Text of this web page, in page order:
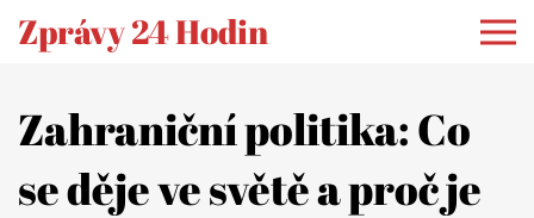
Zprávy 24 Hodin
Zahraniční politika: Co
se děje ve světě a proč je